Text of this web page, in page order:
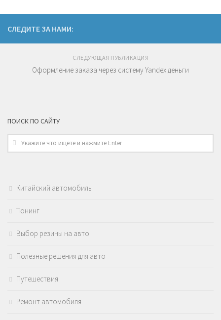
СЛЕДИТЕ ЗА НАМИ:
СЛЕДУЮЩАЯ ПУБЛИКАЦИЯ
Оформление заказа через систему Yandex деньги
ПОИСК ПО САЙТУ
Китайский автомобиль
Тюнинг
Выбор резины на авто
Полезные решения для авто
Путешествия
Ремонт автомобиля